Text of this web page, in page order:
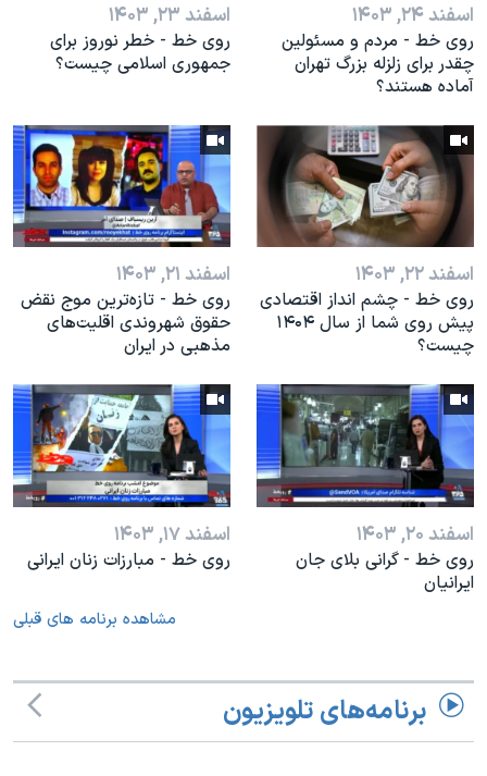
اسفند ۲۴, ۱۴۰۳
روی خط - مردم و مسئولین
چقدر برای زلزله بزرگ تهران
آماده هستند؟
اسفند ۲۳, ۱۴۰۳
روی خط - خطر نوروز برای
جمهوری اسلامی چیست؟
اسفند ۲۲, ۱۴۰۳
روی خط - چشم انداز اقتصادی
پیش روی شما از سال ۱۴۰۴
چیست؟
اسفند ۲۱, ۱۴۰۳
روی خط - تازه‌ترین موج نقض
حقوق شهروندی اقلیت‌های
مذهبی در ایران
اسفند ۲۰, ۱۴۰۳
روی خط - گرانی بلای جان
ایرانیان
اسفند ۱۷, ۱۴۰۳
روی خط - مبارزات زنان ایرانی
مشاهده برنامه های قبلی
برنامه‌های تلویزیون